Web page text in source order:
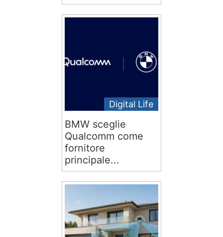
Digital Life
BMW sceglie
Qualcomm come
fornitore
principale...